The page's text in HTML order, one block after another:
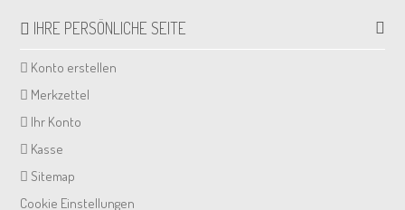
IHRE PERSÖNLICHE SEITE
Konto erstellen
Merkzettel
Ihr Konto
Kasse
Sitemap
Cookie Einstellungen